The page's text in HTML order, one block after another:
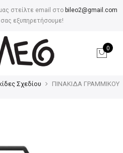
στείλτε email στο bileo2@gmail.com
εξυπηρετήσουμε!
0
Σχεδίου
ΠΙΝΑΚΙΔΑ ΓΡΑΜΜΙΚΟΥ